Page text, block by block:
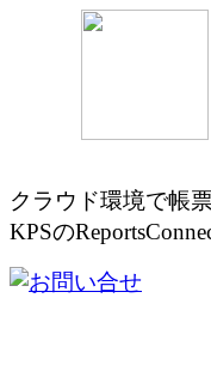
クラウド環
KPSの